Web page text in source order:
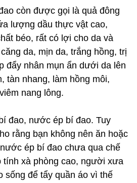
còn được gọi là quả đông
lượng dầu thực vật cao,
béo, rất có lợi cho da và
da, mịn da, trắng hồng, trị
đẩy nhân mụn ẩn dưới da lên
tàn nhang, làm hồng môi,
nang lông.
đao, nước ép bí đao. Tuy
rằng bạn không nên ăn hoặc
ép bí đao chưa qua chế
tính xà phòng cao, người xưa
sống để tẩy quần áo vì thế